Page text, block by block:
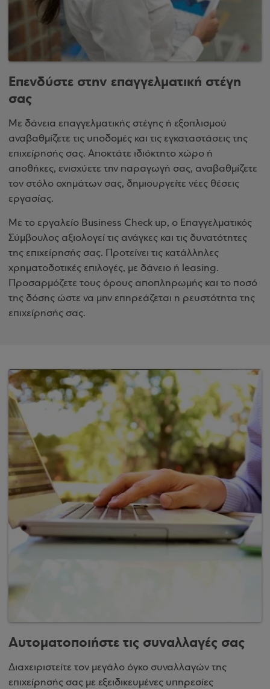
Επενδύστε στην επαγγελματική στέγη
σας
Με δάνεια επαγγελματικής στέγης ή εξοπλισμού
αναβαθμίζετε τις υποδομές και τις εγκαταστάσεις της
επιχείρησής σας. Αποκτάτε ιδιόκτητο χώρο ή
αποθήκες, ενισχύετε την παραγωγή σας, αναβαθμίζετε
τον στόλο οχημάτων σας, δημιουργείτε νέες θέσεις
εργασίας.
Με το εργαλείο Business Check up, ο Επαγγελματικός
Σύμβουλος αξιολογεί τις ανάγκες και τις δυνατότητες
της επιχείρησής σας. Προτείνει τις κατάλληλες
χρηματοδοτικές επιλογές, με δάνειο ή leasing.
Προσαρμόζετε τους όρους αποπληρωμής και το ποσό
της δόσης ώστε να μην επηρεάζεται η ρευστότητα της
επιχείρησής σας.
Αυτοματοποιήστε τις συναλλαγές σας
Διαχειριστείτε τον μεγάλο όγκο συναλλαγών της
επιχείρησής σας με εξειδικευμένες υπηρεσίες